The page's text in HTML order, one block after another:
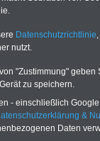
Datenschutzrichtlinie
nutzt.
"Zustimmung"
zu speichern.
- einschließlich
&
Daten